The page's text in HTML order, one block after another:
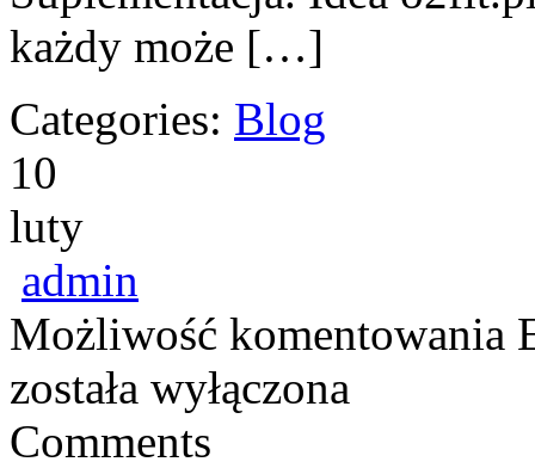
każdy może […]
Categories: Blog
10
luty
admin
Możliwość komentowania
została wyłączona
Comments